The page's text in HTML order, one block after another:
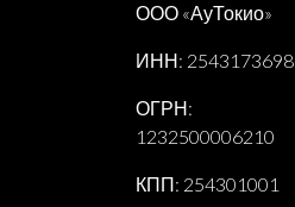
ООО «АуТокио»
ИНН: 2543173698
ОГРН:
1232500006210
КПП: 254301001